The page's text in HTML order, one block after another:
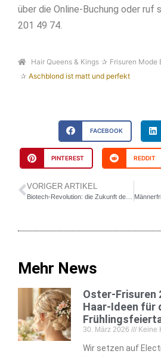
über die Online-Buchung oder ruf
201 49 74.
Hair Queens & Kings
Frisuren Mode
Aschblond ist matt und perfekt
FACEBOOK
PINTEREST REDDIT
VORIGER ARTIKEL
Mehr News
Oster-Frisuren
Haar-Ideen für
30. März 2026 Keine
Wir setzen auf